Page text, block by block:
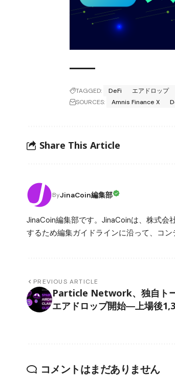
TAGGED: DeFi エアドロップ
SOURCES:
Amnis Finance X
Share This Article
ByJinaCoin編集部
JinaCoin編集部です。JinaCoinは、株式
するため編集ガイドラインに沿って、コ
PREVIOUS ARTICLE
Particle Network、独自トー
エアドロップ開始―上場後
コメントはまだありません